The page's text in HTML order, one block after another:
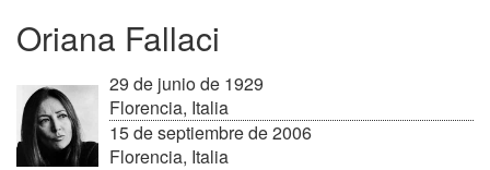
Oriana Fallaci
29 de junio de 1929
Florencia, Italia
15 de septiembre de 2006
Florencia, Italia